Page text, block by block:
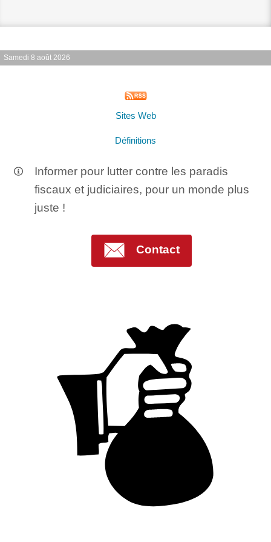
Samedi 8 août 2026
Sites Web
Définitions
Informer pour lutter contre les paradis
fiscaux et judiciaires, pour un monde plus
juste !
Contact